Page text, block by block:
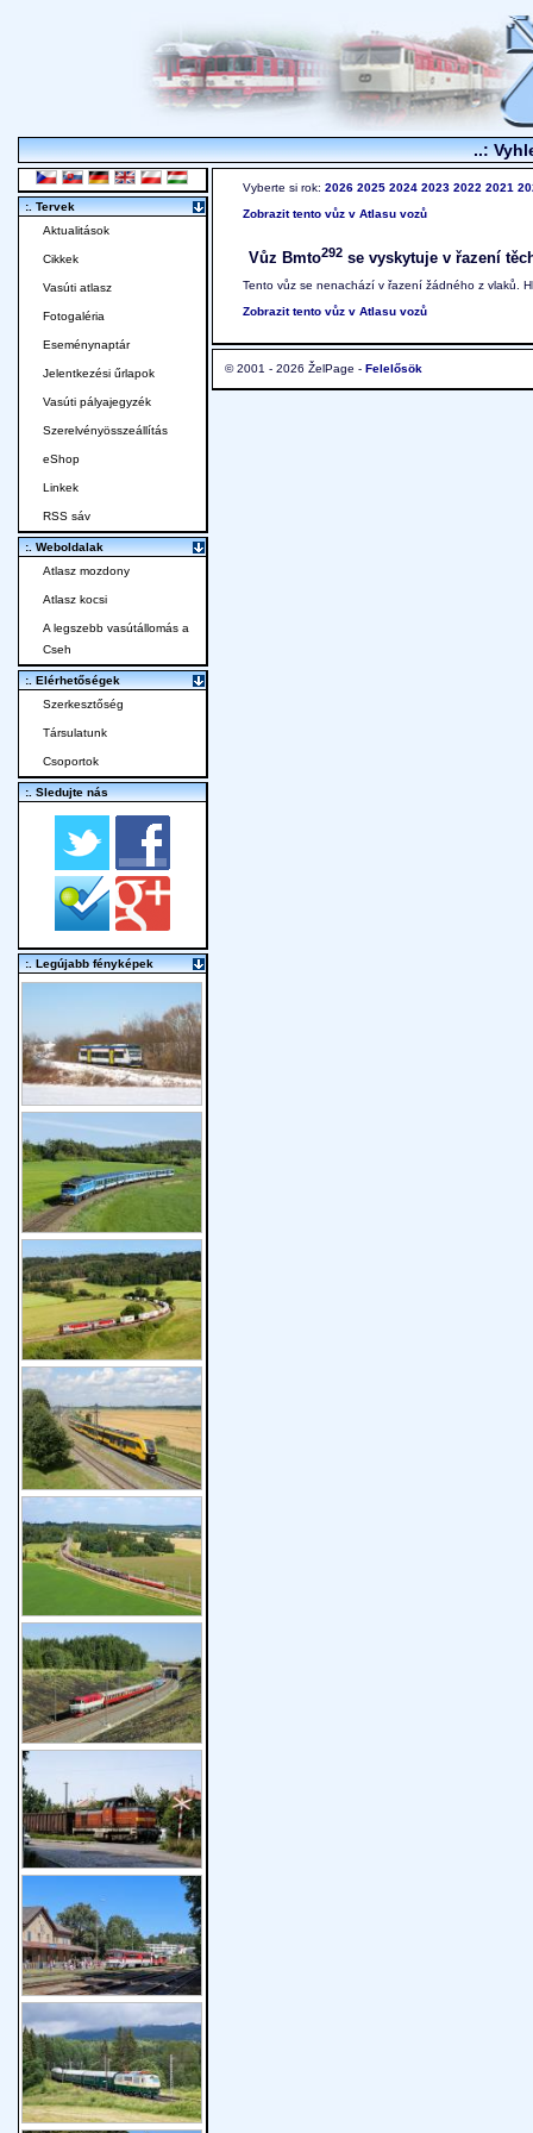
..:
Vyberte si rok: 2026 2025 2024 2023 2022 2021
Zobrazit tento vůz v Atlasu vozů
Vůz Bmto292 se vyskytuje v řazení
Tento vůz se nenachází v řazení žádného z vlaků.
Zobrazit tento vůz v Atlasu vozů
© 2001 - 2026 ŽelPage - Felelősök
:. Tervek
Aktualitások
Cikkek
Vasúti atlasz
Fotogaléria
Eseménynaptár
Jelentkezési űrlapok
Vasúti pályajegyzék
Szerelvényösszeállítás
eShop
Linkek
RSS sáv
:. Weboldalak
Atlasz mozdony
Atlasz kocsi
A legszebb vasútállomás a
Cseh
:. Elérhetőségek
Szerkesztőség
Társulatunk
Csoportok
:. Sledujte nás
:. Legújabb fényképek